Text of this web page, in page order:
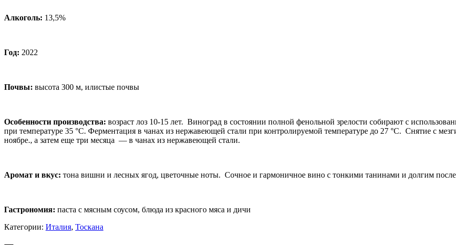
Алкоголь: 13,5%
Год: 2022
Почвы: высота 300 м, илистые почвы
Особенности производства: возраст лоз 10-15 лет. Виноград в состоянии полной фенольной зрелости собирают с
при температуре 35 °C. Ферментация в чанах из нержавеющей стали при контролируемой температуре до 27 °C. Снятие с
ноябре., а затем еще три месяца — в чанах из нержавеющей стали.
Аромат и вкус: тона вишни и лесных ягод, цветочные ноты. Сочное и гармоничное вино с тонкими танинами и долгим
Гастрономия: паста с мясным соусом, блюда из красного мяса и дичи
Категории: Италия, Тоскана